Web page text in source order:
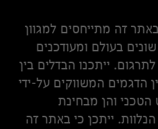
זה מתייחסים למגוון
בעולם ומעודכנים
ייתכנו הבדלים בין
הדגמים המשווקים על-ידי
והן מבחינת
ייתכן כי באתר זה